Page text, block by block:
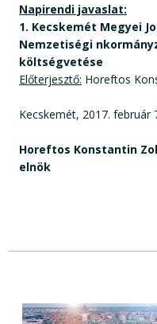
Napirendi javaslat:
1. Kecskemét Megyei
Nemzetiségi
költségvetése
Előterjesztő: Horeftos
Kecskemét, 2017. február
Horeftos Konstantin
elnök